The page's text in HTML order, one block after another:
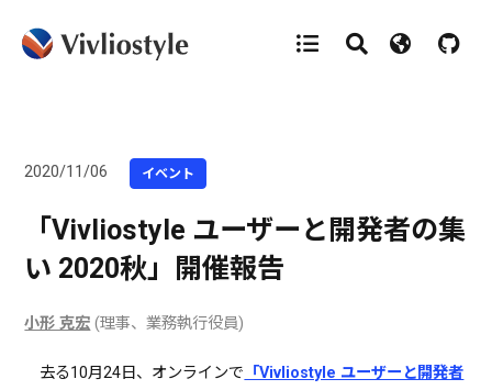
2020/11/06 イベント
「Vivliostyle ユーザーと開発者の集
い 2020秋」開催報告
小形 克宏 (理事、業務執行役員)
去る10月24日、オンラインで 「Vivliostyle ユーザーと開発者